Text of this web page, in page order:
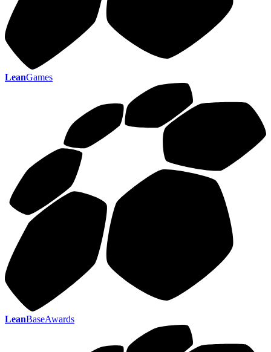
LeanGames
LeanBaseAwards